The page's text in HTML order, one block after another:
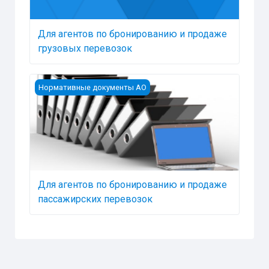
Для агентов по бронированию и продаже
грузовых перевозок
Для агентов по бронированию и продаже
Нормативные документы АО
Для агентов по бронированию и продаже
пассажирских перевозок